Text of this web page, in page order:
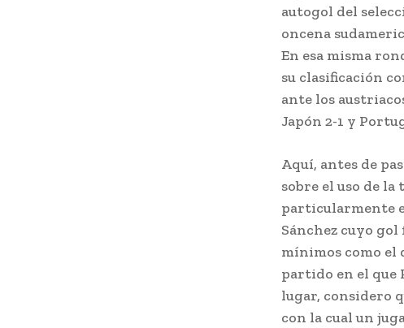
autogol del
oncena
En esa misma
su clasificación
ante los
Japón 2-1 y
Aquí, antes de
sobre el uso de la
particularmente
Sánchez cuyo
mínimos como el
partido en el que
lugar, considero
con la cual un